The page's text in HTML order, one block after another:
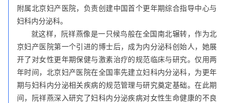
附属北京妇产医院，负责创建中国首个更年期综合指导中心与
妇科内分泌科。
就这样，阮祥燕像是一只候鸟般在全国南北辗转，作为北
京妇产医院第一个引进的博士后，成为内分泌科创始人，她展
开了对女性更年期保健与激素治疗的规范临床与研究。仅用两
年时间，北京妇产医院在全国率先建立妇科内分泌科，为更年
期与妇科内分泌相关疾病的规范管理与研究奠定基础。在此期
间，阮祥燕深入研究了妇科内分泌疾病对女性生命健康的不良